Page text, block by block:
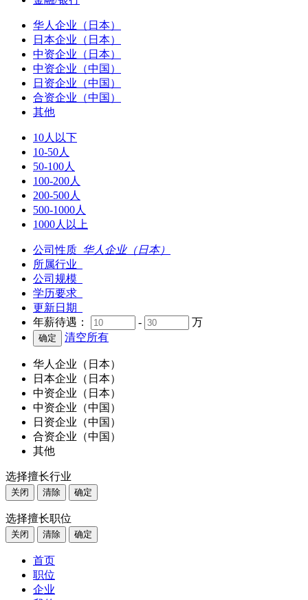
华人企业（日本）
日本企业（日本）
中资企业（日本）
中资企业（中国）
日资企业（中国）
合资企业（中国）
其他
10人以下
10-50人
50-100人
100-200人
200-500人
500-1000人
1000人以上
公司性质 华人企业（日本）
所属行业
公司规模
学历要求
更新日期
年薪待遇：
-
万
清空所有
华人企业（日本）
日本企业（日本）
中资企业（日本）
中资企业（中国）
日资企业（中国）
合资企业（中国）
其他
选择擅长行业
关闭 清除 确定
选择擅长职位
关闭 清除 确定
首页
职位
企业